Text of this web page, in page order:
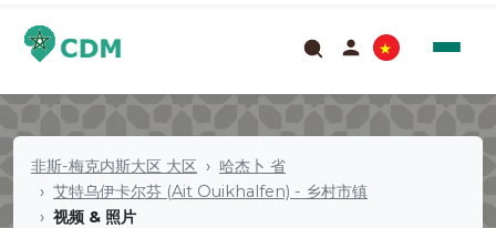
非斯-梅克内斯大区 大区
哈杰卜 省
艾特乌伊卡尔芬 (Ait Ouikhalfen) - 乡村市镇
视频 & 照片